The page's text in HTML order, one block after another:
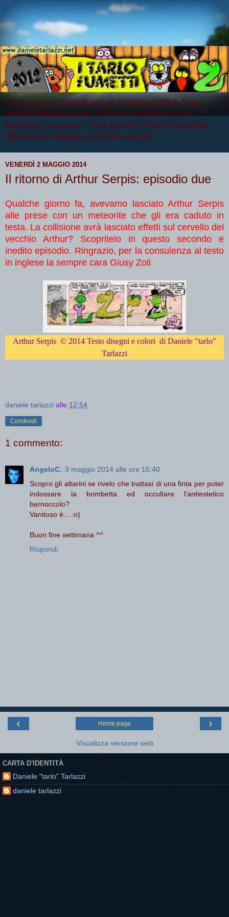
Arthur Serpis, Diario di coppia, Hiroscima, 2012, Darla
Artrosia Perhaps, un po' di satira e un pizzico di vita
quotidiana: insomma i "Tarlo Fumetti"! Che la forza della
lettura vi accompagni e vi diverta sempre.
VENERDÌ 2 MAGGIO 2014
Il ritorno di Arthur Serpis: episodio due
Qualche giorno fa, avevamo lasciato Arthur Serpis
alle prese con un meteorite che gli era caduto in
testa. La collisione avrà lasciato effetti sul cervello del
vecchio Arthur? Scopritelo in questo secondo e
inedito episodio. Ringrazio, per la consulenza al testo
in inglese la sempre cara Giusy Zoli
Arthur Serpis © 2014 Testo disegni e colori di Daniele "tarlo"
Tarlazzi
daniele tarlazzi alle 12:54
Condividi
1 commento:
AngeloC. 3 maggio 2014 alle ore 15:40
Scopro gli altarini se rivelo che trattasi di una finta per poter
indossare la bombetta ed occultare l'antiestetico
bernoccolo?
Vanitoso è... :o)
Buon fine settimana ^^
Rispondi
‹ ›
Home page
Visualizza versione web
CARTA D'IDENTITÀ
Daniele "tarlo" Tarlazzi
daniele tarlazzi